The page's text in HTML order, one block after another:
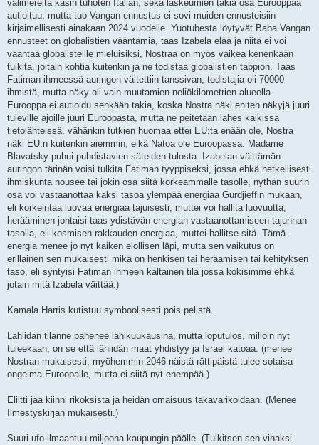
välimereltä käsin tuhoten Italian, sekä laskeumien takia osa Eurooppaa
autioituu, mutta tuo Vangan ennustus ei sovi muiden ennusteisiin
kirjaimellisesti ainakaan 2024 vuodelle. Yuotubesta löytyvät Baba Vangan
ennusteet on globalistien vääntämiä, taas Izabela elää ja niitä ei voi
vääntää globalisteille mieluisiksi, Nostraa on myös vaikea kenenkään
tulkita, joitain kohtia kuitenkin ja ne todistaa globalistien tappion. Taas
Fatiman ihmeessä auringon väitettiin tanssivan, todistajia oli 70000
ihmistä, mutta näky oli vain muutamien neliökilometrien alueella.
Eurooppa ei autioidu senkään takia, koska Nostra näki eniten näkyjä juuri
tuleville ajoille juuri Euroopasta, mutta ne peitetään lähes kaikissa
tietolähteissä, vähänkin tutkien huomaa ettei EU:ta enään ole, Nostra
näki EU:n kuitenkin aiemmin, eikä Natoa ole Euroopassa. Madame
Blavatsky puhui puhdistavien säteiden tulosta. Izabelan väittämän
auringon tärinän voisi tulkita Fatiman tyyppiseksi, jossa ehkä hetkellisesti
ihmiskunta nousee tai jokin osa siitä korkeammalle tasolle, nythän suurin
osa voi vastaanottaa kaksi tasoa ylempää energiaa Gurdjieffin mukaan,
eli korkeintaa luovaa energiaa tajuisesti, muttei voi hallita luovuutta,
herääminen johtaisi taas ydistävän energian vastaanottamiseen tajunnan
tasolla, eli kosmisen rakkauden energiaa, muttei hallitse sitä. Tämä
energia menee jo nyt kaiken elollisen läpi, mutta sen vaikutus on
erillainen sen mukaisesti mikä on henkisen tai heräämisen tai kehityksen
taso, eli syntyisi Fatiman ihmeen kaltainen tila jossa kokisimme ehkä
jotain mitä Izabela väittää.)
Kamala Harris kutistuu symboolisesti pois pelistä.
Lähiidän tilanne pahenee lähikuukausina, mutta loputulos, milloin nyt
tuleekaan, on se että lähiidän maat yhdistyy ja Israel katoaa. (menee
Nostran mukaisesti, myöhemmin 2046 näistä rättipäistä tulee sotaisa
ongelma Euroopalle, mutta ei siitä nyt enempää.)
Eliitti jää kiinni rikoksista ja heidän omaisuus takavarikoidaan. (Menee
Ilmestyskirjan mukaisesti.)
Suuri ufo ilmaantuu miljoona kaupungin päälle. (Tulkitsen sen vihaksi